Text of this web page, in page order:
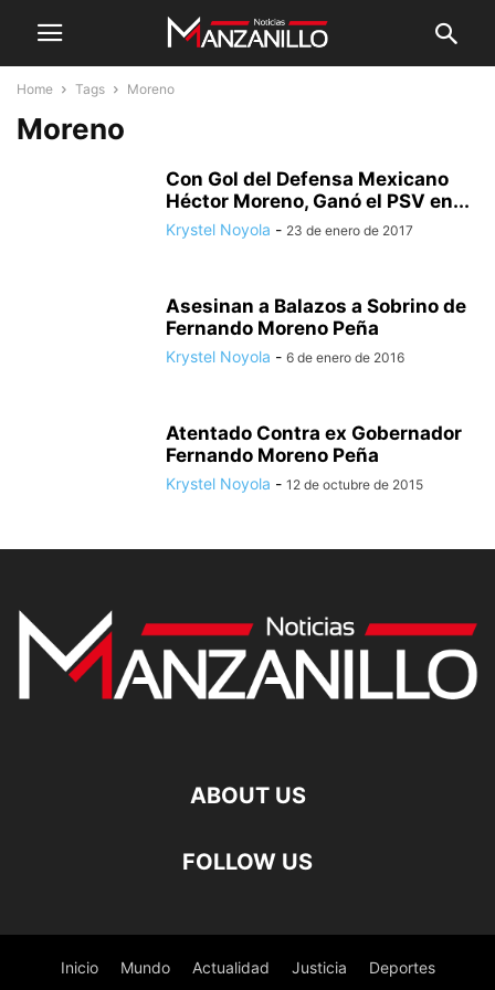
Home Tags Moreno
Moreno
Con Gol del Defensa Mexicano
Héctor Moreno, Ganó el PSV en...
Krystel Noyola - 23 de enero de 2017
Asesinan a Balazos a Sobrino de
Fernando Moreno Peña
Krystel Noyola - 6 de enero de 2016
Atentado Contra ex Gobernador
Fernando Moreno Peña
Krystel Noyola - 12 de octubre de 2015
ABOUT US
FOLLOW US
Inicio Mundo Actualidad Justicia Deportes